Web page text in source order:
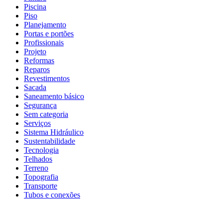
Piscina
Piso
Planejamento
Portas e portões
Profissionais
Projeto
Reformas
Reparos
Revestimentos
Sacada
Saneamento básico
Segurança
Sem categoria
Serviços
Sistema Hidráulico
Sustentabilidade
Tecnologia
Telhados
Terreno
Topografia
Transporte
Tubos e conexões